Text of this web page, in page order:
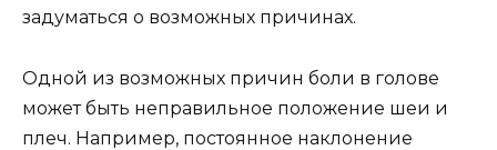
задуматься о возможных причинах.
Одной из возможных причин боли в голове
может быть неправильное положение шеи и
плеч. Например, постоянное наклонение